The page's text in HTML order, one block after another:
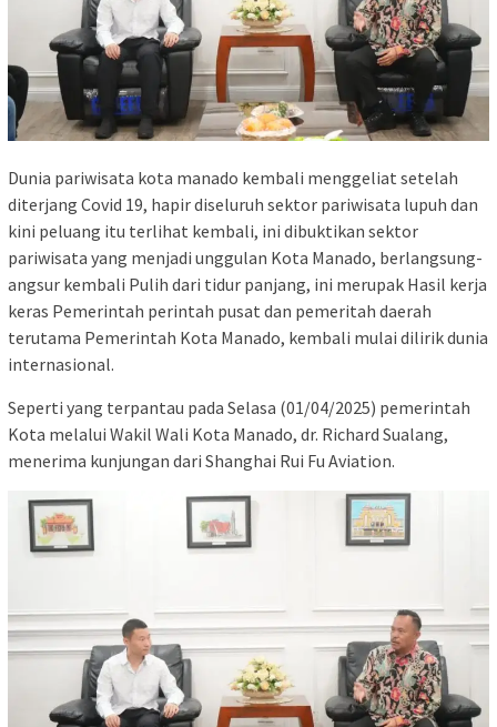
Dunia pariwisata kota manado kembali menggeliat setelah
diterjang Covid 19, hapir diseluruh sektor pariwisata lupuh dan
kini peluang itu terlihat kembali, ini dibuktikan sektor
pariwisata yang menjadi unggulan Kota Manado, berlangsung-
angsur kembali Pulih dari tidur panjang, ini merupak Hasil kerja
keras Pemerintah perintah pusat dan pemeritah daerah
terutama Pemerintah Kota Manado, kembali mulai dilirik dunia
internasional.
Seperti yang terpantau pada Selasa (01/04/2025) pemerintah
Kota melalui Wakil Wali Kota Manado, dr. Richard Sualang,
menerima kunjungan dari Shanghai Rui Fu Aviation.